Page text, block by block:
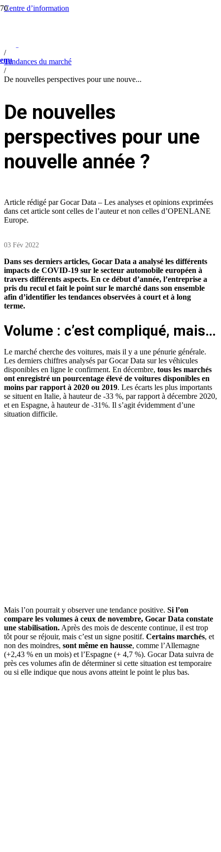
Centre d’information
/
Tendances du marché
/
De nouvelles perspectives pour une nouve...
De nouvelles
perspectives pour une
nouvelle année ?
Article rédigé par Gocar Data – Les analyses et opinions exprimées
dans cet article sont celles de l’auteur et non celles d’OPENLANE
Europe.
03 Fév 2022
Dans ses derniers articles, Gocar Data a analysé les différents
impacts de COVID-19 sur le secteur automobile européen à
travers différents aspects. En ce début d’année, l’entreprise a
pris du recul et fait le point sur le marché dans son ensemble
afin d’identifier les tendances observées à court et à long
terme.
Volume : c’est compliqué, mais…
Le marché cherche des voitures, mais il y a une pénurie générale.
Les derniers chiffres analysés par Gocar Data sur les véhicules
disponibles en ligne le confirment. En décembre, tous les marchés
ont enregistré un pourcentage élevé de voitures disponibles en
moins par rapport à 2020 ou 2019. Les écarts les plus importants
se situent en Italie, à hauteur de -33 %, par rapport à décembre 2020,
et en Espagne, à hauteur de -31%. Il s’agit évidemment d’une
situation difficile.
Mais l’on pourrait y observer une tendance positive. Si l’on
compare les volumes à ceux de novembre, Gocar Data constate
une stabilisation. Après des mois de descente continue, il est trop
tôt pour se réjouir, mais c’est un signe positif. Certains marchés, et
non des moindres, sont même en hausse, comme l’Allemagne
(+2,43 % en un mois) et l’Espagne (+ 4,7 %). GocarData suivra de
près ces volumes afin de déterminer si cette situation est temporaire
ou si elle indique que nous avons atteint le point le plus bas.